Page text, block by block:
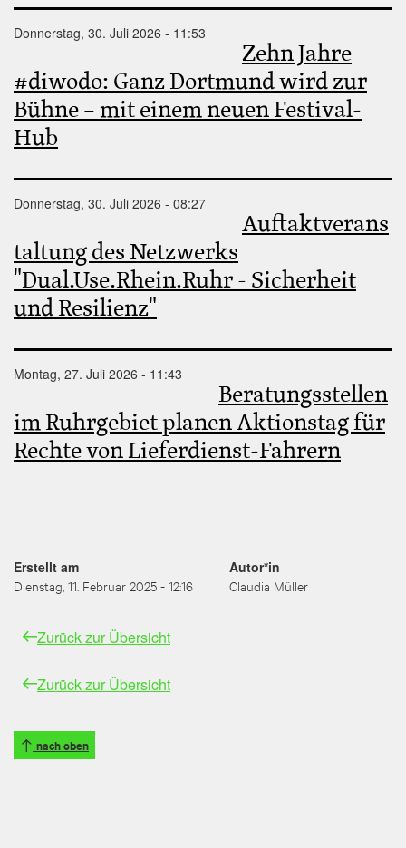
Donnerstag, 30. Juli 2026 - 11:53
Zehn Jahre
#diwodo: Ganz Dortmund wird zur
Bühne – mit einem neuen Festival-
Hub
Donnerstag, 30. Juli 2026 - 08:27
Auftaktverans
taltung des Netzwerks
"Dual.Use.Rhein.Ruhr - Sicherheit
und Resilienz"
Montag, 27. Juli 2026 - 11:43
Beratungsstellen
im Ruhrgebiet planen Aktionstag für
Rechte von Lieferdienst-Fahrern
Erstellt am
Dienstag, 11. Februar 2025 - 12:16
Autor*in
Claudia Müller
Zurück zur Übersicht
Zurück zur Übersicht
nach oben